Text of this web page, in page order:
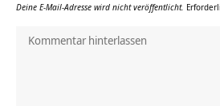
Deine E-Mail-Adresse wird nicht veröffentlicht.